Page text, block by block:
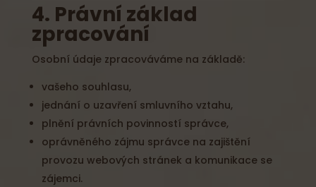
4. Právní základ
zpracování
Osobní údaje zpracováváme na základě:
vašeho souhlasu,
jednání o uzavření smluvního vztahu,
plnění právních povinností správce,
oprávněného zájmu správce na zajištění
provozu webových stránek a komunikace se
zájemci.